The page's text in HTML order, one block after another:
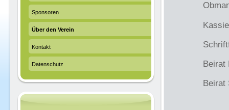
Beirat
Beirat
Sponsoren
Über den Verein
Kontakt
Datenschutz